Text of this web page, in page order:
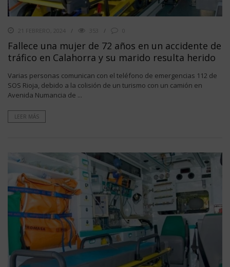
21 FEBRERO, 2024 353
Fallece una mujer de 72 años en un accidente de
tráfico en Calahorra y su marido resulta herido
Varias personas comunican con el teléfono de emergencias 112 de
SOS Rioja, debido a la colisión de un turismo con un camión en
Avenida Numancia de ...
LEER MÁS